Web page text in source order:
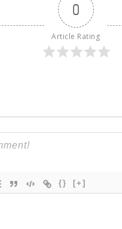
0
Article Rating
{} [+]